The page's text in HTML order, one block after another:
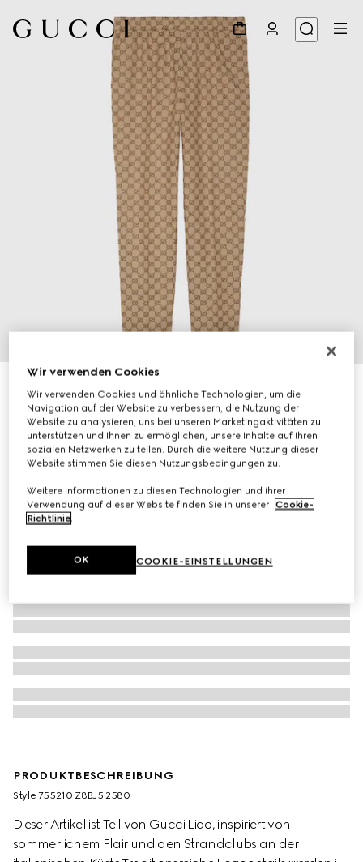
Jogginghose aus GG Canvas
€ 950
PRODUKTBESCHREIBUNG
Style ‎755210 Z8BJ5 2580
Dieser Artikel ist Teil von Gucci Lido, inspiriert von
sommerlichem Flair und den Strandclubs an der
Wir verwenden Cookies
Wir verwenden Cookies und ähnliche Technologien, um die
Navigation auf der Website zu verbessern, die Nutzung der
Website zu analysieren, uns bei unseren Marketingaktivitäten zu
unterstützen und Ihnen zu ermöglichen, unsere Inhalte auf Ihren
sozialen Netzwerken zu teilen. Durch die weitere Nutzung dieser
Website stimmen Sie diesen Nutzungsbedingungen zu.
Weitere Informationen zu diesen Technologien und ihrer
Verwendung auf dieser Website finden Sie in unserer Cookie-
Richtlinie.
COOKIE-EINSTELLUNGEN
OK